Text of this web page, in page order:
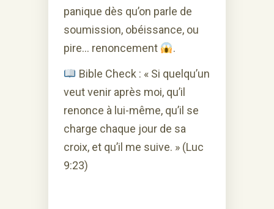
panique dès qu’on parle de
soumission, obéissance, ou
pire… renoncement
.
Bible Check : « Si quelqu’un
veut venir après moi, qu’il
renonce à lui-même, qu’il se
charge chaque jour de sa
croix, et qu’il me suive. » (Luc
9:23)